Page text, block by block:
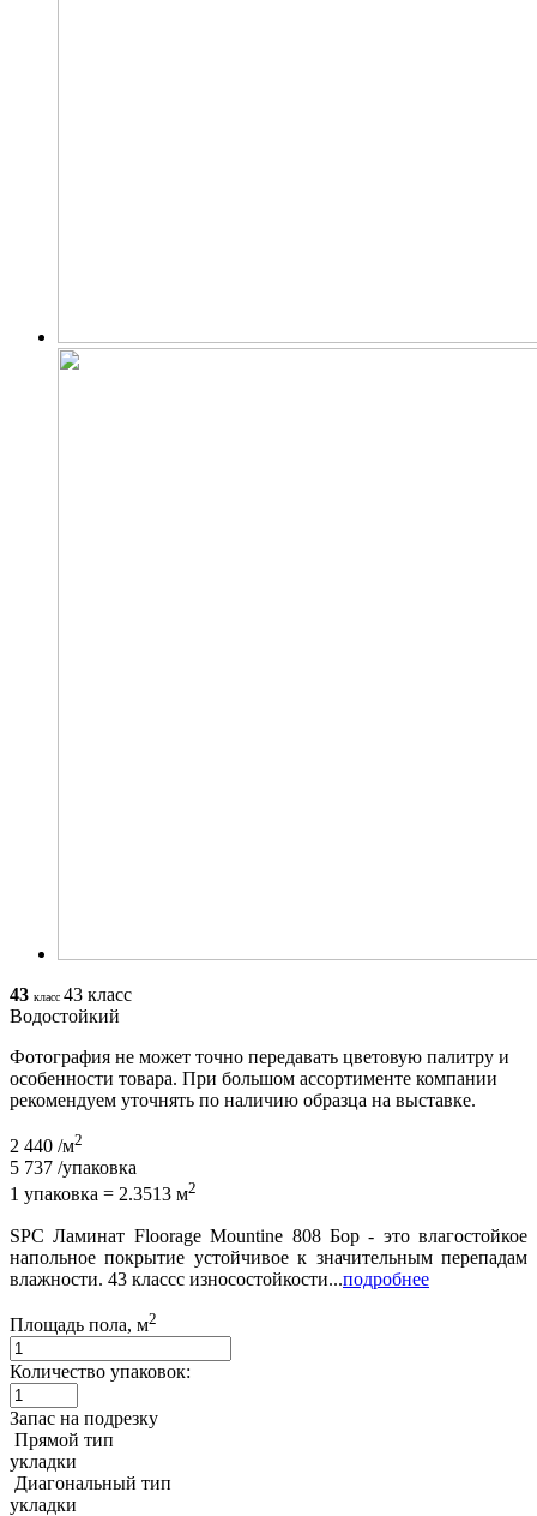
43 класс 43 класс
Водостойкий
Фотография не может точно передавать цветовую палитру и
особенности товара. При большом ассортименте компании
рекомендуем уточнять по наличию образца на выставке.
2 440 /м2
5 737 /упаковка
1 упаковка = 2.3513 м2
SPC Ламинат Floorage Mountine 808 Бор - это влагостойкое
напольное покрытие устойчивое к значительным перепадам
влажности. 43 классс износостойкости...подробнее
Площадь пола, м2
Количество упаковок:
Запас на подрезку
Прямой тип
укладки
Диагональный тип
укладки